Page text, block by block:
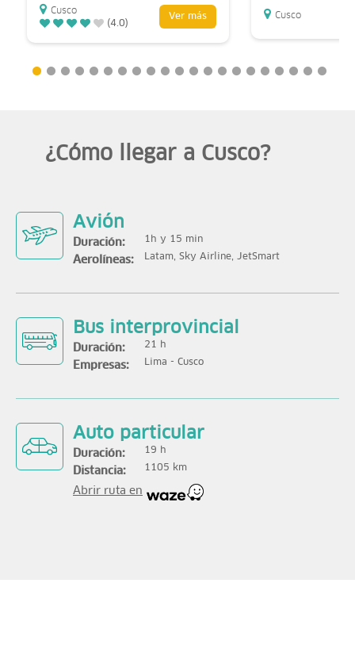
Cusco
(4.0)
Ver más Cusco
¿Cómo llegar a Cusco?
Avión
Duración: 1h y 15 min
Aerolíneas: Latam, Sky Airline, JetSmart
Bus interprovincial
Duración: 21 h
Empresas: Lima - Cusco
Auto particular
Duración: 19 h
Distancia: 1105 km
Abrir ruta en